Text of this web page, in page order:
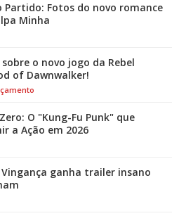
Partido: Fotos do novo romance
Minha
sobre o novo jogo da Rebel
of Dawnwalker!
O "Kung-Fu Punk" que
a Ação em 2026
Vingança ganha trailer insano